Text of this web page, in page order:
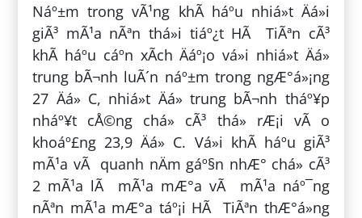
Náº±m trong vÃ¹ng khÃ­ háº­u nhiá»t Äá»i
giÃ³ mÃ¹a nÃªn thá»i tiáº¿t HÃ TiÃªn cÃ³
khÃ­ háº­u cáº­n xÃ­ch Äáº¡o vá»i nhiá»t Äá»
trung bÃ¬nh luÃ´n náº±m trong ngÆ°á»¡ng
27 Äá» C, nhiá»t Äá» trung bÃ¬nh tháº¥p
nháº¥t cÅ©ng chá» cÃ³ thá» rÆ¡i vÃ o
khoáº£ng 23,9 Äá» C. Vá»i khÃ­ háº­u giÃ³
mÃ¹a vÃ quanh nÄm gáº§n nhÆ° chá» cÃ³
2 mÃ¹a lÃ mÃ¹a mÆ°a vÃ mÃ¹a náº¯ng
nÃªn mÃ¹a mÆ°a táº¡i HÃ TiÃªn thÆ°á»ng